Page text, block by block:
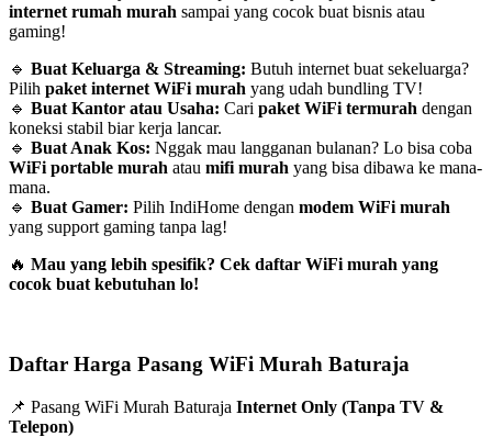
internet rumah murah sampai yang cocok buat bisnis atau
gaming!
🔹 Buat Keluarga & Streaming: Butuh internet buat sekeluarga?
Pilih paket internet WiFi murah yang udah bundling TV!
🔹 Buat Kantor atau Usaha: Cari paket WiFi termurah dengan
koneksi stabil biar kerja lancar.
🔹 Buat Anak Kos: Nggak mau langganan bulanan? Lo bisa coba
WiFi portable murah atau mifi murah yang bisa dibawa ke mana-
mana.
🔹 Buat Gamer: Pilih IndiHome dengan modem WiFi murah
yang support gaming tanpa lag!
🔥 Mau yang lebih spesifik? Cek daftar WiFi murah yang
cocok buat kebutuhan lo!
Daftar Harga Pasang WiFi Murah Baturaja
📌 Pasang WiFi Murah Baturaja Internet Only (Tanpa TV &
Telepon)